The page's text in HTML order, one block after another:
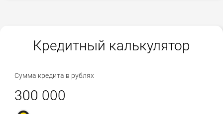
Кредитный калькулятор
Сумма кредита в рублях